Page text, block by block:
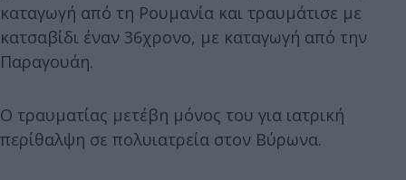
καταγωγή από τη Ρουμανία και τραυμάτισε με
κατσαβίδι έναν 36χρονο, με καταγωγή από την
Παραγουάη.
Ο τραυματίας μετέβη μόνος του για ιατρική
περίθαλψη σε πολυιατρεία στον Βύρωνα.